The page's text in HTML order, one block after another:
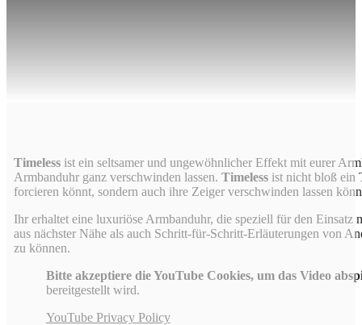
Timelessist ein seltsamer und ungewöhnlicher Effekt mit eurer
Armbanduhr ganz verschwinden lassen. Timelessist nicht bloß ein
forcieren könnt, sondern auch ihre Zeiger verschwinden lassen
Ihr erhaltet eine luxuriöse Armbanduhr, die speziell für den Einsatz
aus nächster Nähe als auch Schritt-für-Schritt-Erläuterungen von
zu können.
Bitte akzeptiere die YouTube Cookies, um das Video
bereitgestellt wird.
YouTube Privacy Policy